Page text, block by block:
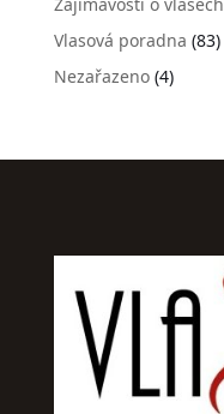
Vlasová poradna (83)
Nezařazeno(4)